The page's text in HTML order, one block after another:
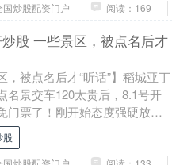
国炒股配资门户
阅读：169
股 一些景区，被点名后才
，被点名后才“听话”】稻城亚丁
名景交车120太贵后，8.1号开
门票了！刚开始态度强硬放大
什么改变都没有做，我估计是
股